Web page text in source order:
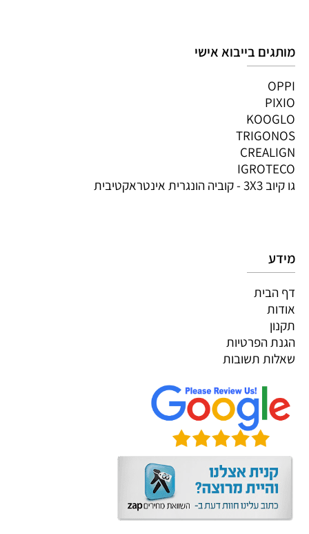
מותגים בייבוא אישי
OPPI
PIXIO
KOOGLO
TRIGONOS
CREALIGN
IGROTECO
גו קיוב 3X3 - קוביה הונגרית אינטראקטיבית
מידע
דף הבית
אודות
תקנון
הגנת הפרטיות
שאלות תשובות